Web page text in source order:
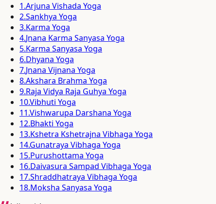
1.Arjuna Vishada Yoga
2.Sankhya Yoga
3.Karma Yoga
4.Jnana Karma Sanyasa Yoga
5.Karma Sanyasa Yoga
6.Dhyana Yoga
7.Jnana Vijnana Yoga
8.Akshara Brahma Yoga
9.Raja Vidya Raja Guhya Yoga
10.Vibhuti Yoga
11.Vishwarupa Darshana Yoga
12.Bhakti Yoga
13.Kshetra Kshetrajna Vibhaga Yoga
14.Gunatraya Vibhaga Yoga
15.Purushottama Yoga
16.Daivasura Sampad Vibhaga Yoga
17.Shraddhatraya Vibhaga Yoga
18.Moksha Sanyasa Yoga